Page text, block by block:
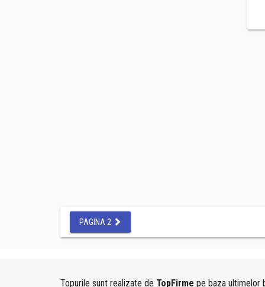
PAGINA 2
Topurile sunt realizate de TopFirme pe baza ultimelor